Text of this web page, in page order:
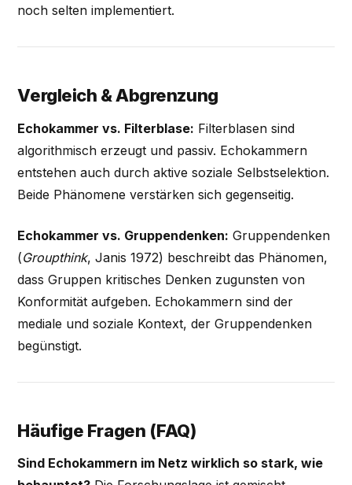
noch selten implementiert.
Vergleich & Abgrenzung
Echokammer vs. Filterblase: Filterblasen sind
algorithmisch erzeugt und passiv. Echokammern
entstehen auch durch aktive soziale Selbstselektion.
Beide Phänomene verstärken sich gegenseitig.
Echokammer vs. Gruppendenken: Gruppendenken
(Groupthink, Janis 1972) beschreibt das Phänomen,
dass Gruppen kritisches Denken zugunsten von
Konformität aufgeben. Echokammern sind der
mediale und soziale Kontext, der Gruppendenken
begünstigt.
Häufige Fragen (FAQ)
Sind Echokammern im Netz wirklich so stark, wie